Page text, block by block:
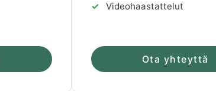
✓
Videohaastattelut
Ota yhteyttä